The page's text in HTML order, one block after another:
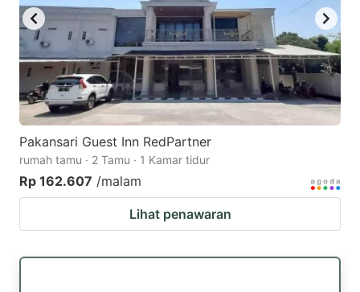
Pakansari Guest Inn RedPartner
rumah tamu · 2 Tamu · 1 Kamar tidur
Rp 162.607 /malam
Lihat penawaran